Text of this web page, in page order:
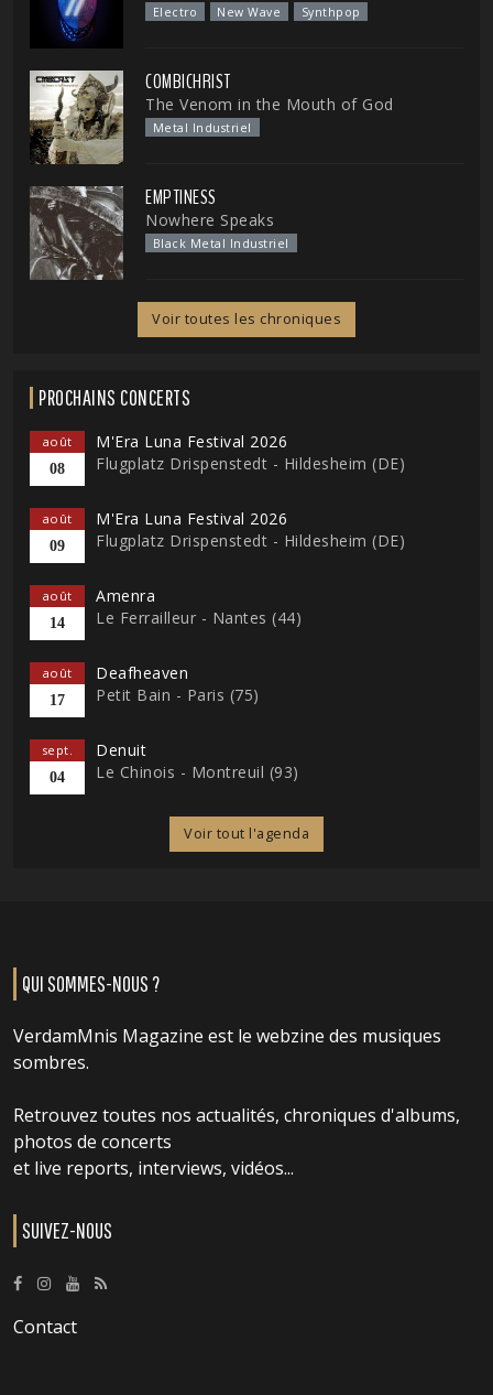
Electro New Wave Synthpop
COMBICHRIST
The Venom in the Mouth of God
Metal Industriel
EMPTINESS
Nowhere Speaks
Black Metal Industriel
Voir toutes les chroniques
PROCHAINS CONCERTS
août
08
M'Era Luna Festival 2026
Flugplatz Drispenstedt - Hildesheim (DE)
août
09
M'Era Luna Festival 2026
Flugplatz Drispenstedt - Hildesheim (DE)
août
14
Amenra
Le Ferrailleur - Nantes (44)
août
17
Deafheaven
Petit Bain - Paris (75)
sept.
04
Denuit
Le Chinois - Montreuil (93)
Voir tout l'agenda
QUI SOMMES-NOUS ?
VerdamMnis Magazine est le webzine des musiques
sombres.
Retrouvez toutes nos actualités, chroniques d'albums,
photos de concerts
et live reports, interviews, vidéos...
SUIVEZ-NOUS
Contact